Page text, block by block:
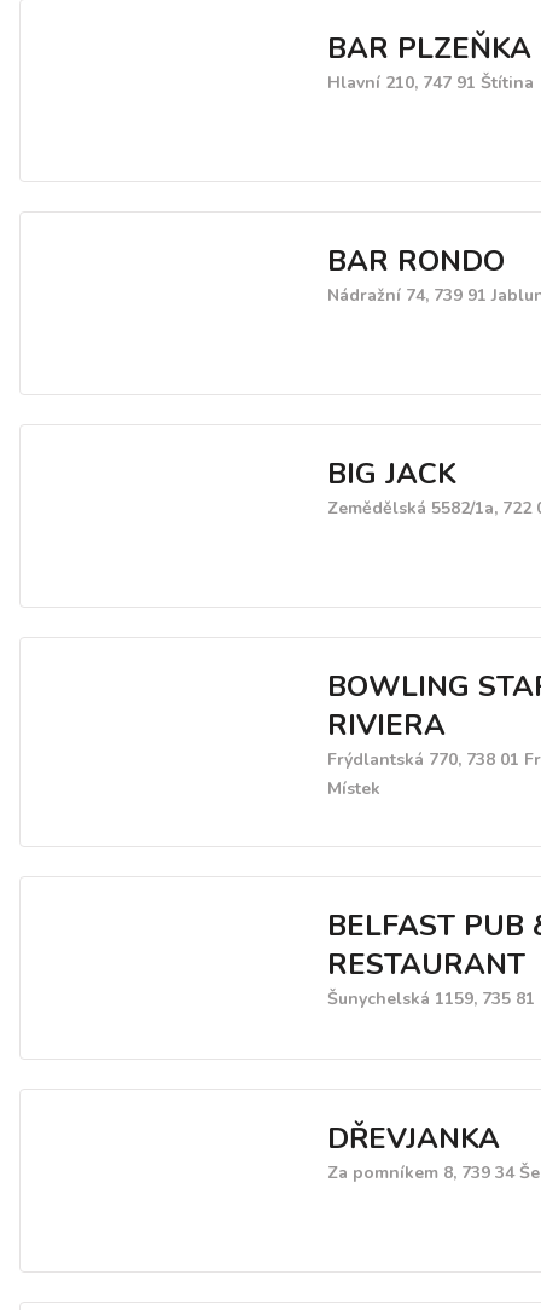
BAR PLZEŇKA
Hlavní 210, 747 91 Štítina
BAR RONDO
Nádražní 74, 739 91
BIG JACK
Zemědělská 5582/1a, 722
BOWLING
RIVIERA
Frýdlantská 770, 738 01
Místek
BELFAST PUB
RESTAURANT
Šunychelská 1159, 735
DŘEVJANKA
Za pomníkem 8, 739 34